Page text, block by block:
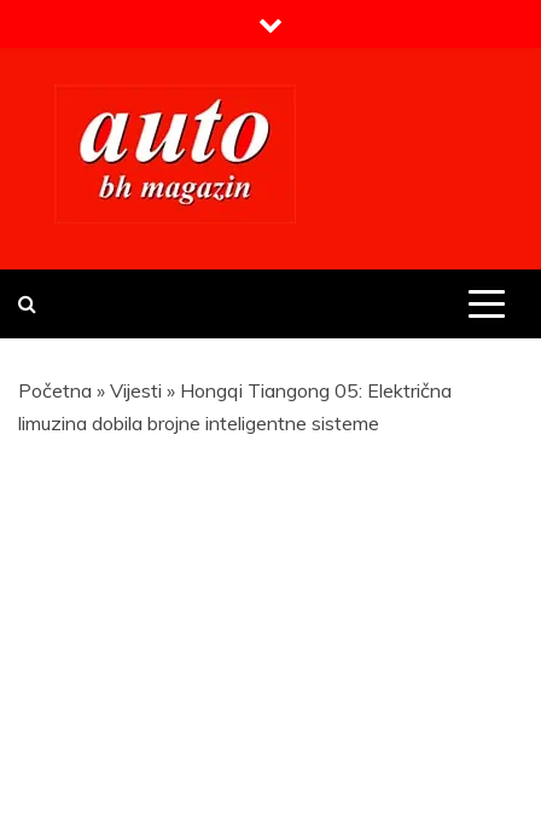
Prvi BH auto magazin
Početna » Vijesti » Hongqi Tiangong 05: Električna
limuzina dobila brojne inteligentne sisteme